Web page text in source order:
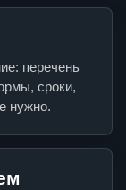
перечень
сроки,
нужно.